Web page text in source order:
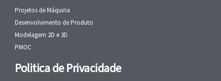
Projetos de Máquina
Desenvolvimento de Produto
Modelagem 2D e 3D
PMOC
Politica de Privacidade